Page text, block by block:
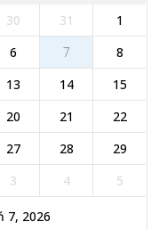
30 31
1
6 7
8
13 14
15
20 21
22
27 28
29
3 4 5
7, 2026